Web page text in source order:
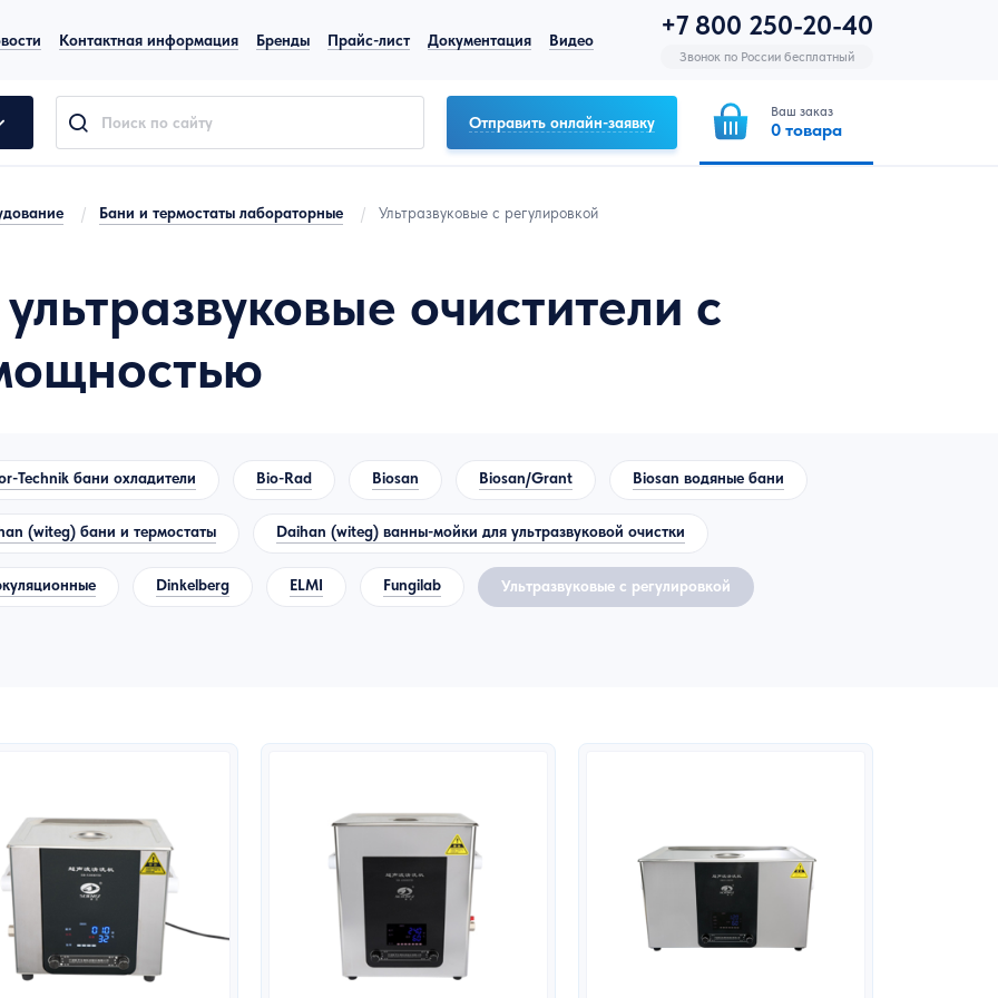
Контактная информация Бренды Прайс-лист Документация Видео +7 800 250-20-40
Звонок по России бесплатный
Отправить онлайн-заявку
Ваш заказ
0 товара
/ Бани и термостаты лабораторные / Ультразвуковые с регулировкой
очистители с
Technik бани охладители Bio-Rad Biosan Biosan/Grant Biosan водяные бани
(witeg) бани и термостаты Daihan (witeg) ванны-мойки для ультразвуковой очистки
Dinkelberg ELMI Fungilab Ультразвуковые с регулировкой